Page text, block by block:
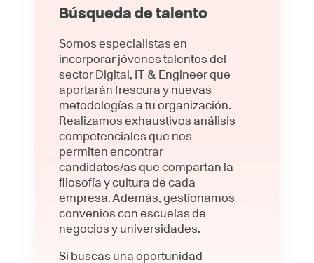
Búsqueda de talento
Somos especialistas en
incorporar jóvenes talentos del
sector Digital, IT & Engineer que
aportarán frescura y nuevas
metodologías a tu organización.
Realizamos exhaustivos análisis
competenciales que nos
permiten encontrar
candidatos/as que compartan la
filosofía y cultura de cada
empresa. Además, gestionamos
convenios con escuelas de
negocios y universidades.
Si buscas una oportunidad